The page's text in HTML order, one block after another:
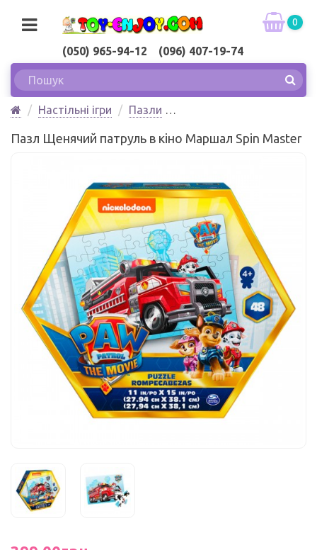
(050) 965-94-12 (096) 407-19-74
0
Настільні ігри
Пазли
Пазл Щенячий патруль в кіно Маршал Spin Master